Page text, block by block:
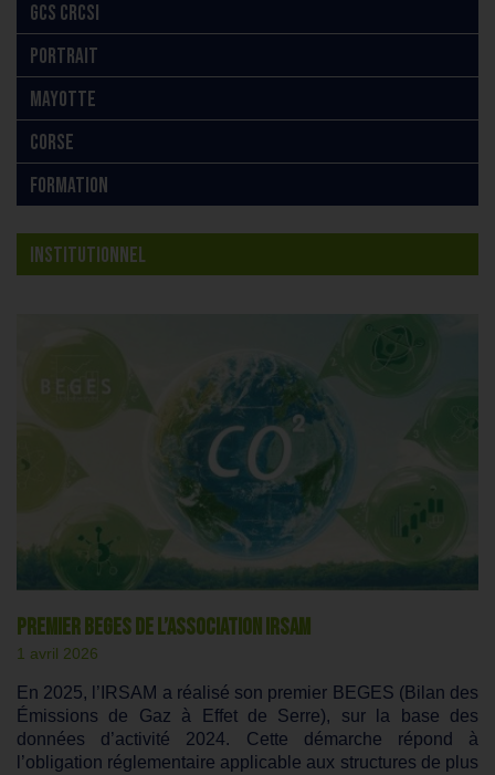
GCS CRCSI
PORTRAIT
MAYOTTE
CORSE
FORMATION
INSTITUTIONNEL
Premier BEGES de l’Association IRSAM
1 avril 2026
En 2025, l’IRSAM a réalisé son premier BEGES (Bilan des
Émissions de Gaz à Effet de Serre), sur la base des
données d’activité 2024. Cette démarche répond à
l’obligation réglementaire applicable aux structures de plus